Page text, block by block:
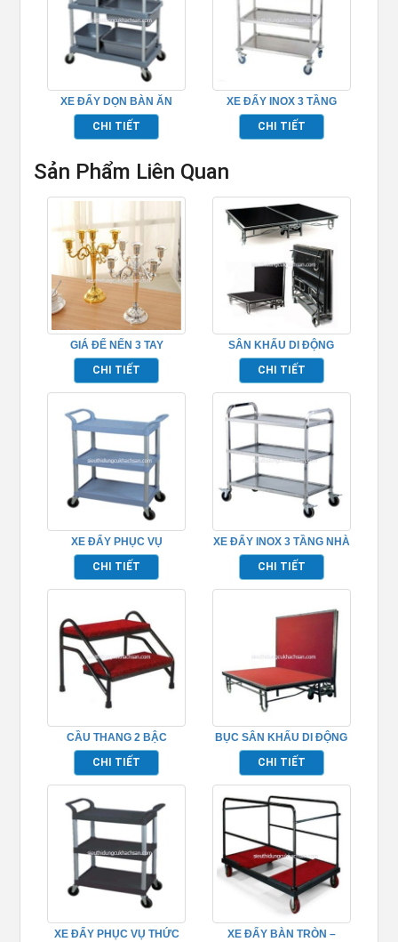
XE ĐẨY DỌN BÀN ĂN
TP_680109
CHI TIẾT
XE ĐẨY INOX 3 TẦNG
TP680116
CHI TIẾT
Sản Phẩm Liên Quan
GIÁ ĐỂ NẾN 3 TAY
TP681062
CHI TIẾT
SÂN KHẤU DI ĐỘNG
TP968013
CHI TIẾT
XE ĐẨY PHỤC VỤ
TP680101
CHI TIẾT
XE ĐẨY INOX 3 TẦNG NHÀ
HÀNG TP680118
CHI TIẾT
CẦU THANG 2 BẬC
CHI TIẾT
BỤC SÂN KHẤU DI ĐỘNG
TP968011
CHI TIẾT
XE ĐẨY PHỤC VỤ THỨC
XE ĐẨY BÀN TRÒN –